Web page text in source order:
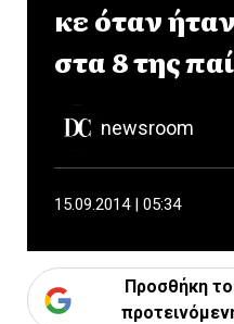
κε όταν
στα 8 της
newsroom
15.09.2014 | 05:34
Προσθήκη